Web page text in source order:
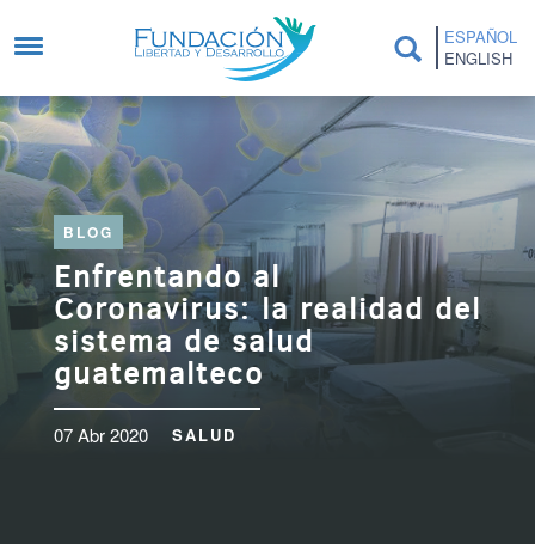
ESPAÑOL
ENGLISH
BLOG
Enfrentando al
Coronavirus: la realidad del
sistema de salud
guatemalteco
07 Abr 2020 SALUD